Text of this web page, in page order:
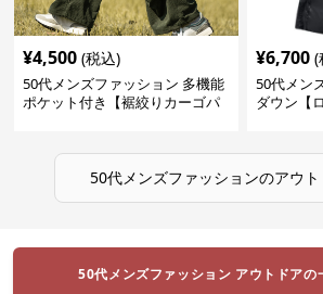
¥4,500 (税込)
50代メンズファッション 多機能
ポケット付き【裾絞りカーゴパ
¥6,700 (
50代メン
ダウン【
50代メンズファッションのアウト
50代メンズファッション アウトドアの